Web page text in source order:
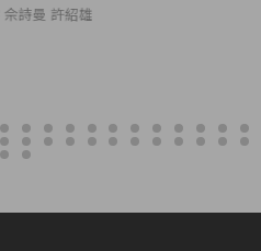
蓮 黃子華 林曉峰